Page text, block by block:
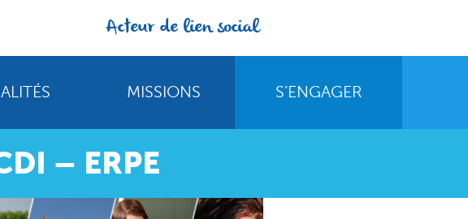
Acteur de lien social
MISSIONS S’ENGAGER
– ERPE